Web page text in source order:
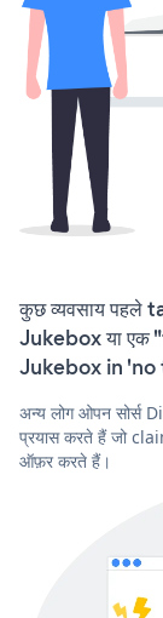
कुछ व्यवसाय पहले
Jukebox या एक
Jukebox in 'no
अन्य लोग ओपन सोर्स
प्रयास करते हैं जो
ऑफ़र करते हैं।